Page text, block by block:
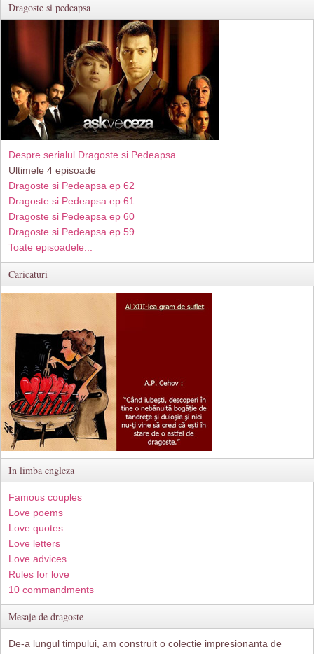
Dragoste si pedeapsa
Despre serialul Dragoste si Pedeapsa
Ultimele 4 episoade
Dragoste si Pedeapsa ep 62
Dragoste si Pedeapsa ep 61
Dragoste si Pedeapsa ep 60
Dragoste si Pedeapsa ep 59
Toate episoadele...
Caricaturi
In limba engleza
Famous couples
Love poems
Love quotes
Love letters
Love advices
Rules for love
10 commandments
Mesaje de dragoste
De-a lungul timpului, am construit o colectie impresionanta de